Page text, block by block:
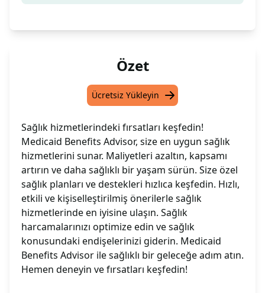
Özet
Ücretsiz Yükleyin
Sağlık hizmetlerindeki fırsatları keşfedin!
Medicaid Benefits Advisor, size en uygun sağlık
hizmetlerini sunar. Maliyetleri azaltın, kapsamı
artırın ve daha sağlıklı bir yaşam sürün. Size özel
sağlık planları ve destekleri hızlıca keşfedin. Hızlı,
etkili ve kişiselleştirilmiş önerilerle sağlık
hizmetlerinde en iyisine ulaşın. Sağlık
harcamalarınızı optimize edin ve sağlık
konusundaki endişelerinizi giderin. Medicaid
Benefits Advisor ile sağlıklı bir geleceğe adım atın.
Hemen deneyin ve fırsatları keşfedin!